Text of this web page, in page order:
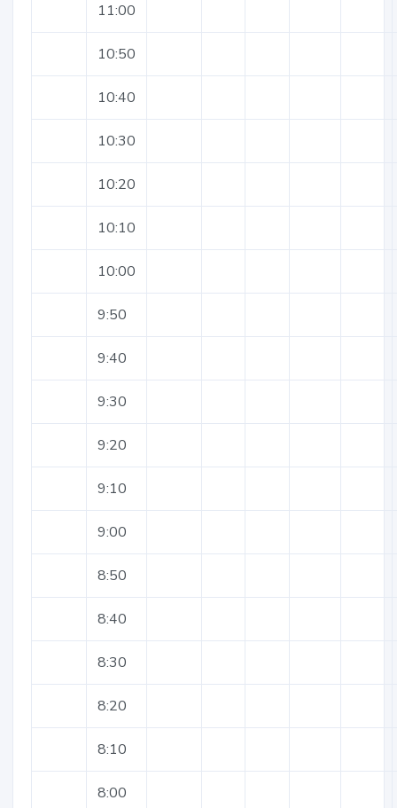
11:00
10:50
10:40
10:30
10:20
10:10
10:00
9:50
9:40
9:30
9:20
9:10
9:00
8:50
8:40
8:30
8:20
8:10
8:00